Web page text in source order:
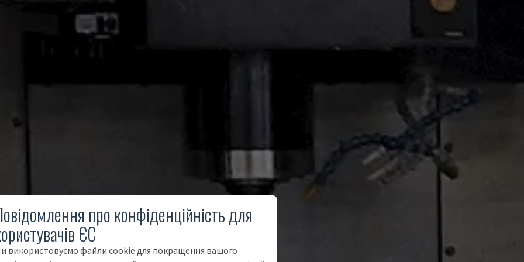
про конфіденційність для
ЄС
використовуємо файли cookie для покращення вашого